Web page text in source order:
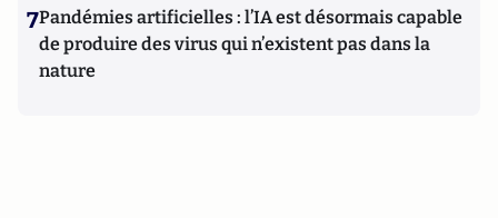
7Pandémies artificielles : l’IA est désormais capable
de produire des virus qui n’existent pas dans la
nature